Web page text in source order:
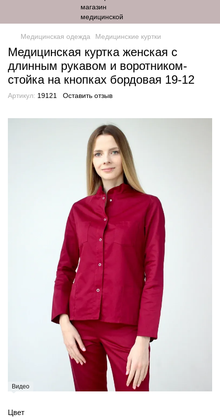
Медицинская одежда Медицинские куртки
Медицинская куртка женская с
длинным рукавом и воротником-
стойка на кнопках бордовая 19-12
Артикул: 19121 Оставить отзыв
Видео
Цвет